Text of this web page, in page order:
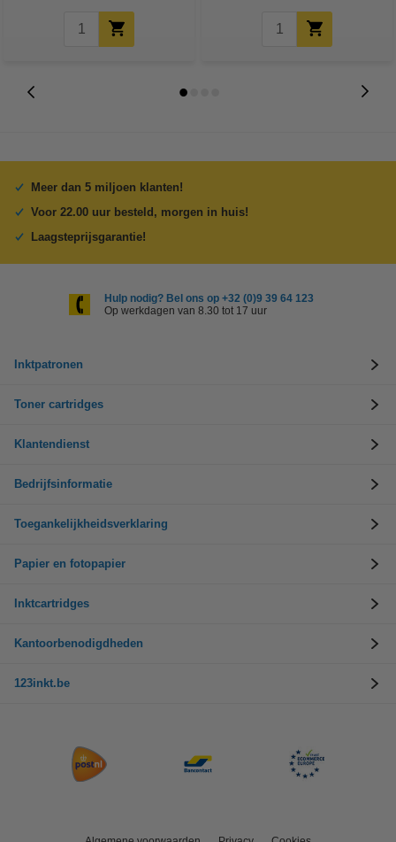
Meer dan 5 miljoen klanten!
Voor 22.00 uur besteld, morgen in huis!
Laagsteprijsgarantie!
Hulp nodig? Bel ons op +32 (0)9 39 64 123
Op werkdagen van 8.30 tot 17 uur
Inktpatronen
Toner cartridges
Klantendienst
Bedrijfsinformatie
Toegankelijkheidsverklaring
Papier en fotopapier
Inktcartridges
Kantoorbenodigdheden
123inkt.be